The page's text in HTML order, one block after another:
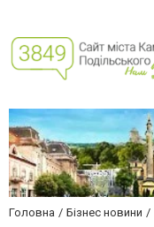
Головна Бізнес новини